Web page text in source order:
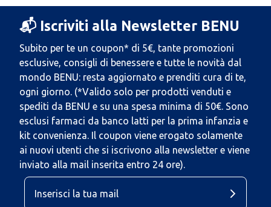
📬 Iscriviti alla Newsletter BENU
Subito per te un coupon* di 5€, tante promozioni
esclusive, consigli di benessere e tutte le novità dal
mondo BENU: resta aggiornato e prenditi cura di te,
ogni giorno. (*Valido solo per prodotti venduti e
spediti da BENU e su una spesa minima di 50€. Sono
esclusi farmaci da banco latti per la prima infanzia e
kit convenienza. Il coupon viene erogato solamente
ai nuovi utenti che si iscrivono alla newsletter e viene
inviato alla mail inserita entro 24 ore).